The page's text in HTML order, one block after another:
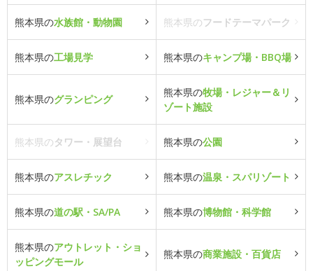
熊本県の水族館・動物園 熊本県のフードテーマパーク
熊本県の工場見学 熊本県のキャンプ場・BBQ場
熊本県のグランピング
熊本県の牧場・レジャー＆リ
ゾート施設
熊本県のタワー・展望台 熊本県の公園
熊本県のアスレチック 熊本県の温泉・スパリゾート
熊本県の道の駅・SA/PA 熊本県の博物館・科学館
熊本県のアウトレット・ショ
ッピングモール
熊本県の商業施設・百貨店